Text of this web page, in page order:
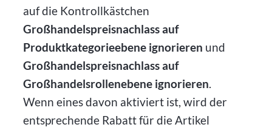
auf die Kontrollkästchen
Großhandelspreisnachlass auf
Produktkategorieebene ignorieren und
Großhandelspreisnachlass auf
Großhandelsrollenebene ignorieren
Wenn eines davon aktiviert ist, wird der
entsprechende Rabatt für die Artikel